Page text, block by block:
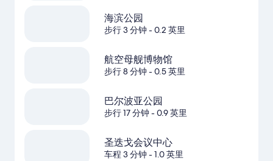
海滨公园
步行 3 分钟- 0.2 英里
航空母舰博物馆
步行 8 分钟- 0.5 英里
巴尔波亚公园
步行 17 分钟- 0.9 英里
圣迭戈会议中心
车程 3 分钟- 1.0 英里